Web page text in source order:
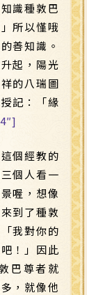
識種敦巴
所以慬哦
善知識。
起，陽光
的八瑞圖
記：「緣
個經教的
個人看一
喔，想像
到了種敦
我對你的
！」因此
巴尊者就
，就像他